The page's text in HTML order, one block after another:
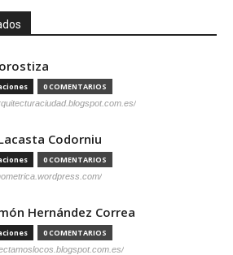
0 COMENTARIOS
Codorniu
0 COMENTARIOS
Hernández Correa
0 COMENTARIOS